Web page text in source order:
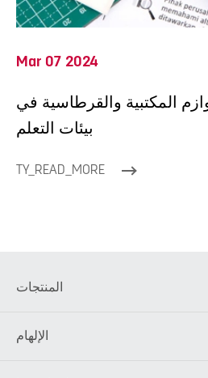
Mar 07 2024
المكتبية والقرطاسية في
بيئات التعلم
TY_READ_MORE
المنتجات
الإلهام